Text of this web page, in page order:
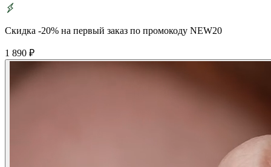
Скидка -20% на первый заказ по промокоду NEW20
1 890 ₽